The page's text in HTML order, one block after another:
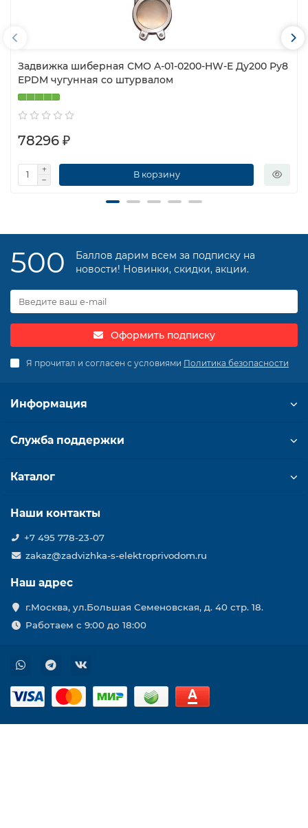
Задвижка шиберная СМО A-01-0200-HW-E Ду200 Ру8
EPDM чугунная со штурвалом
78296 ₽
В корзину
500
Баллов дарим всем за подписку на
новости! Новинки, скидки, акции.
Оформить подписку
Я прочитал и согласен с условиями Политика безопасности
Информация
Служба поддержки
Каталог
Наши контакты
+7 495 778-23-07
zakaz@zadvizhka-s-elektroprivodom.ru
Наш адрес
г.Москва, ул.Большая Семеновская, д. 40 стр. 18.
Работаем с 9:00 до 18:00